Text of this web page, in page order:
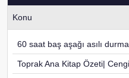
Konu
60 saat baş aşağı asılı
Toprak Ana Kitap Özeti|